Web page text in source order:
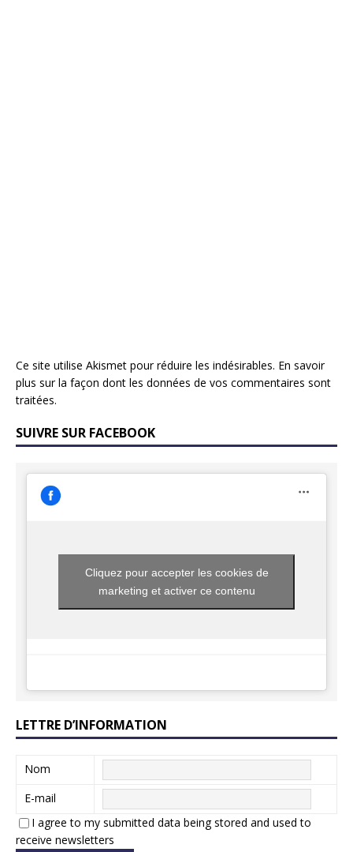
Ce site utilise Akismet pour réduire les indésirables. En savoir
plus sur la façon dont les données de vos commentaires sont
traitées.
SUIVRE SUR FACEBOOK
Cliquez pour accepter les cookies de
marketing et activer ce contenu
LETTRE D’INFORMATION
Nom
E-mail
I agree to my submitted data being stored and used to
receive newsletters